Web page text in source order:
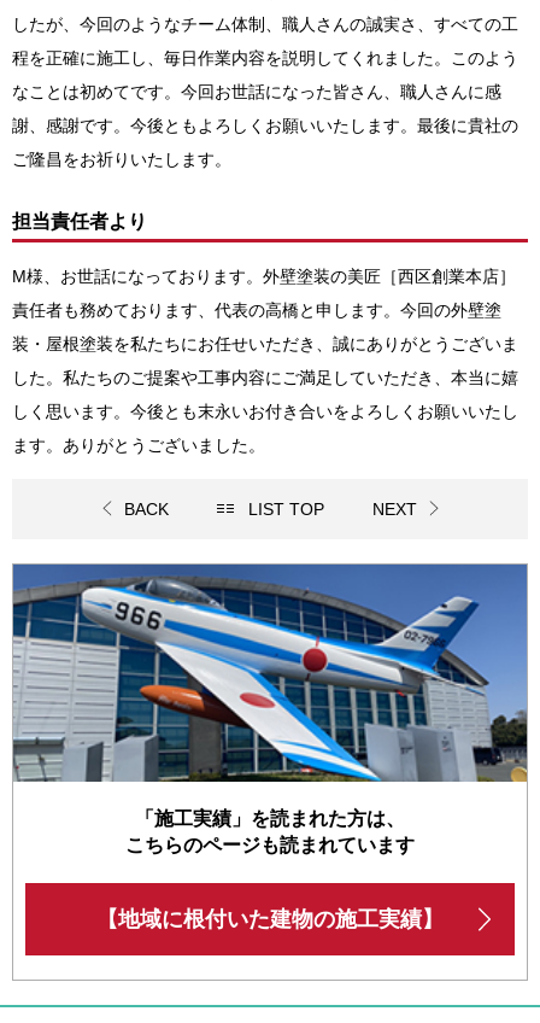
したが、今回のようなチーム体制、職人さんの誠実さ、すべての工
程を正確に施工し、毎日作業内容を説明してくれました。このよう
なことは初めてです。今回お世話になった皆さん、職人さんに感
謝、感謝です。今後ともよろしくお願いいたします。最後に貴社の
ご隆昌をお祈りいたします。
担当責任者より
M様、お世話になっております。外壁塗装の美匠［西区創業本店］
責任者も務めております、代表の高橋と申します。今回の外壁塗
装・屋根塗装を私たちにお任せいただき、誠にありがとうございま
した。私たちのご提案や工事内容にご満足していただき、本当に嬉
しく思います。今後とも末永いお付き合いをよろしくお願いいたし
ます。ありがとうございました。
BACK LIST TOP NEXT
「施工実績」を読まれた方は、
こちらのページも読まれています
【地域に根付いた建物の施工実績】